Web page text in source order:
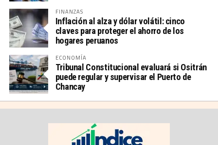
FINANZAS
Inflación al alza y dólar volátil: cinco
claves para proteger el ahorro de los
hogares peruanos
ECONOMÍA
Tribunal Constitucional evaluará si Ositrán
puede regular y supervisar el Puerto de
Chancay